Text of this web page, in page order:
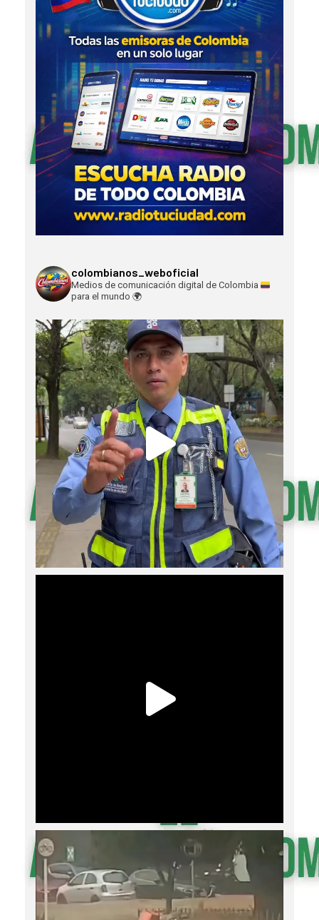
colombianos_weboficial
Medios de comunicación digital de Colombia
para el mundo 🌍